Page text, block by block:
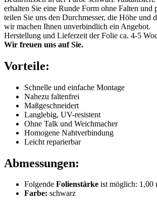
erhalten Sie eine Runde Form ohne Falten und
teilen Sie uns den Durchmesser, die Höhe und
wir machen Ihnen unverbindlich ein Angebot.
Herstellung und Lieferzeit der Folie ca. 4-5
Wir freuen uns auf Sie.
Vorteile:
Schnelle und einfache Montage
Nahezu faltenfrei
Maßgeschneidert
Langlebig, UV-resistent
Ohne Talk und Weichmacher
Homogene Nahtverbindung
Leicht reparierbar
Abmessungen:
Folgende Folienstärke ist möglich: 1,00
Farbe: schwarz